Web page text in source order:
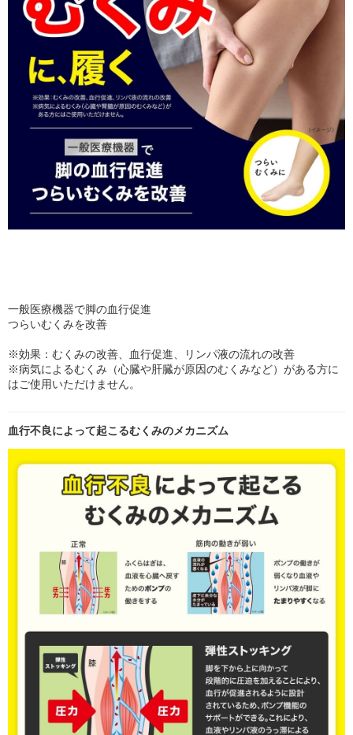
一般医療機器で脚の血行促進
つらいむくみを改善
※効果：むくみの改善、血行促進、リンパ液の流れの改善
※病気によるむくみ（心臓や肝臓が原因のむくみなど）がある方に
はご使用いただけません。
血行不良によって起こるむくみのメカニズム